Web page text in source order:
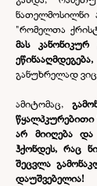
ნათელმოსილნი
"რომელთა
მას კანონიკურ
განუხრელად
ამიტომაც,
წყალპკურებითი
არ მიიღება
ჰქონდეს, რაც
შეცვლა
დაუშვებელია!